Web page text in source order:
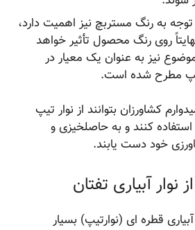
به رنگ مستربچ نیز اهمیت دارد،
روی رنگ محصول تأثیر خواهد
نیز به عنوان یک معیار در
مطرح شده است.
کشاورزان بتوانند از نوار تیپ
کنند و به حاصلخیزی و
خود دست یابند.
آبیاری تفتان
قطره ای (نوارتیپ) بسیار